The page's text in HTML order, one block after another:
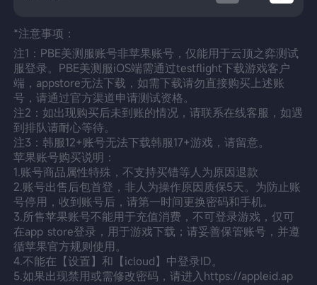
*注意事项：
注1：PBE美测服账号非苹果账号，仅能用于云顶之弈测试
服登录。PBE美测服iOS端需通过testflight下载游戏客户
端，appstore无法下载，如需下载请勿直接购买上述账
号，请通过官方渠道申请测试资格。
注2：如出现购买后未到账的情况，请联系在线客服，如遇
到排队请耐心等待。
注3：韩服12+账号无法下载韩服17+游戏，请留意。
苹果账号购买说明：
1.账号商品属性特殊，不支持买错等人为原因退款
2.账号出售后包首登，非人为操作原因质保5天。为防止账
号停用，收到账号后，请第一时间更换密码和手机。
3.所售苹果账号不能用于充值消费，不可登录游戏，仅可
在app store登录，用于游戏下载；请妥善保管账号，并遵
循苹果官方规则使用。
4.不能在【设置】和【icloud】中登录ID。
5.如果出现禁用或需修改密码，请进入https://appleid.ap